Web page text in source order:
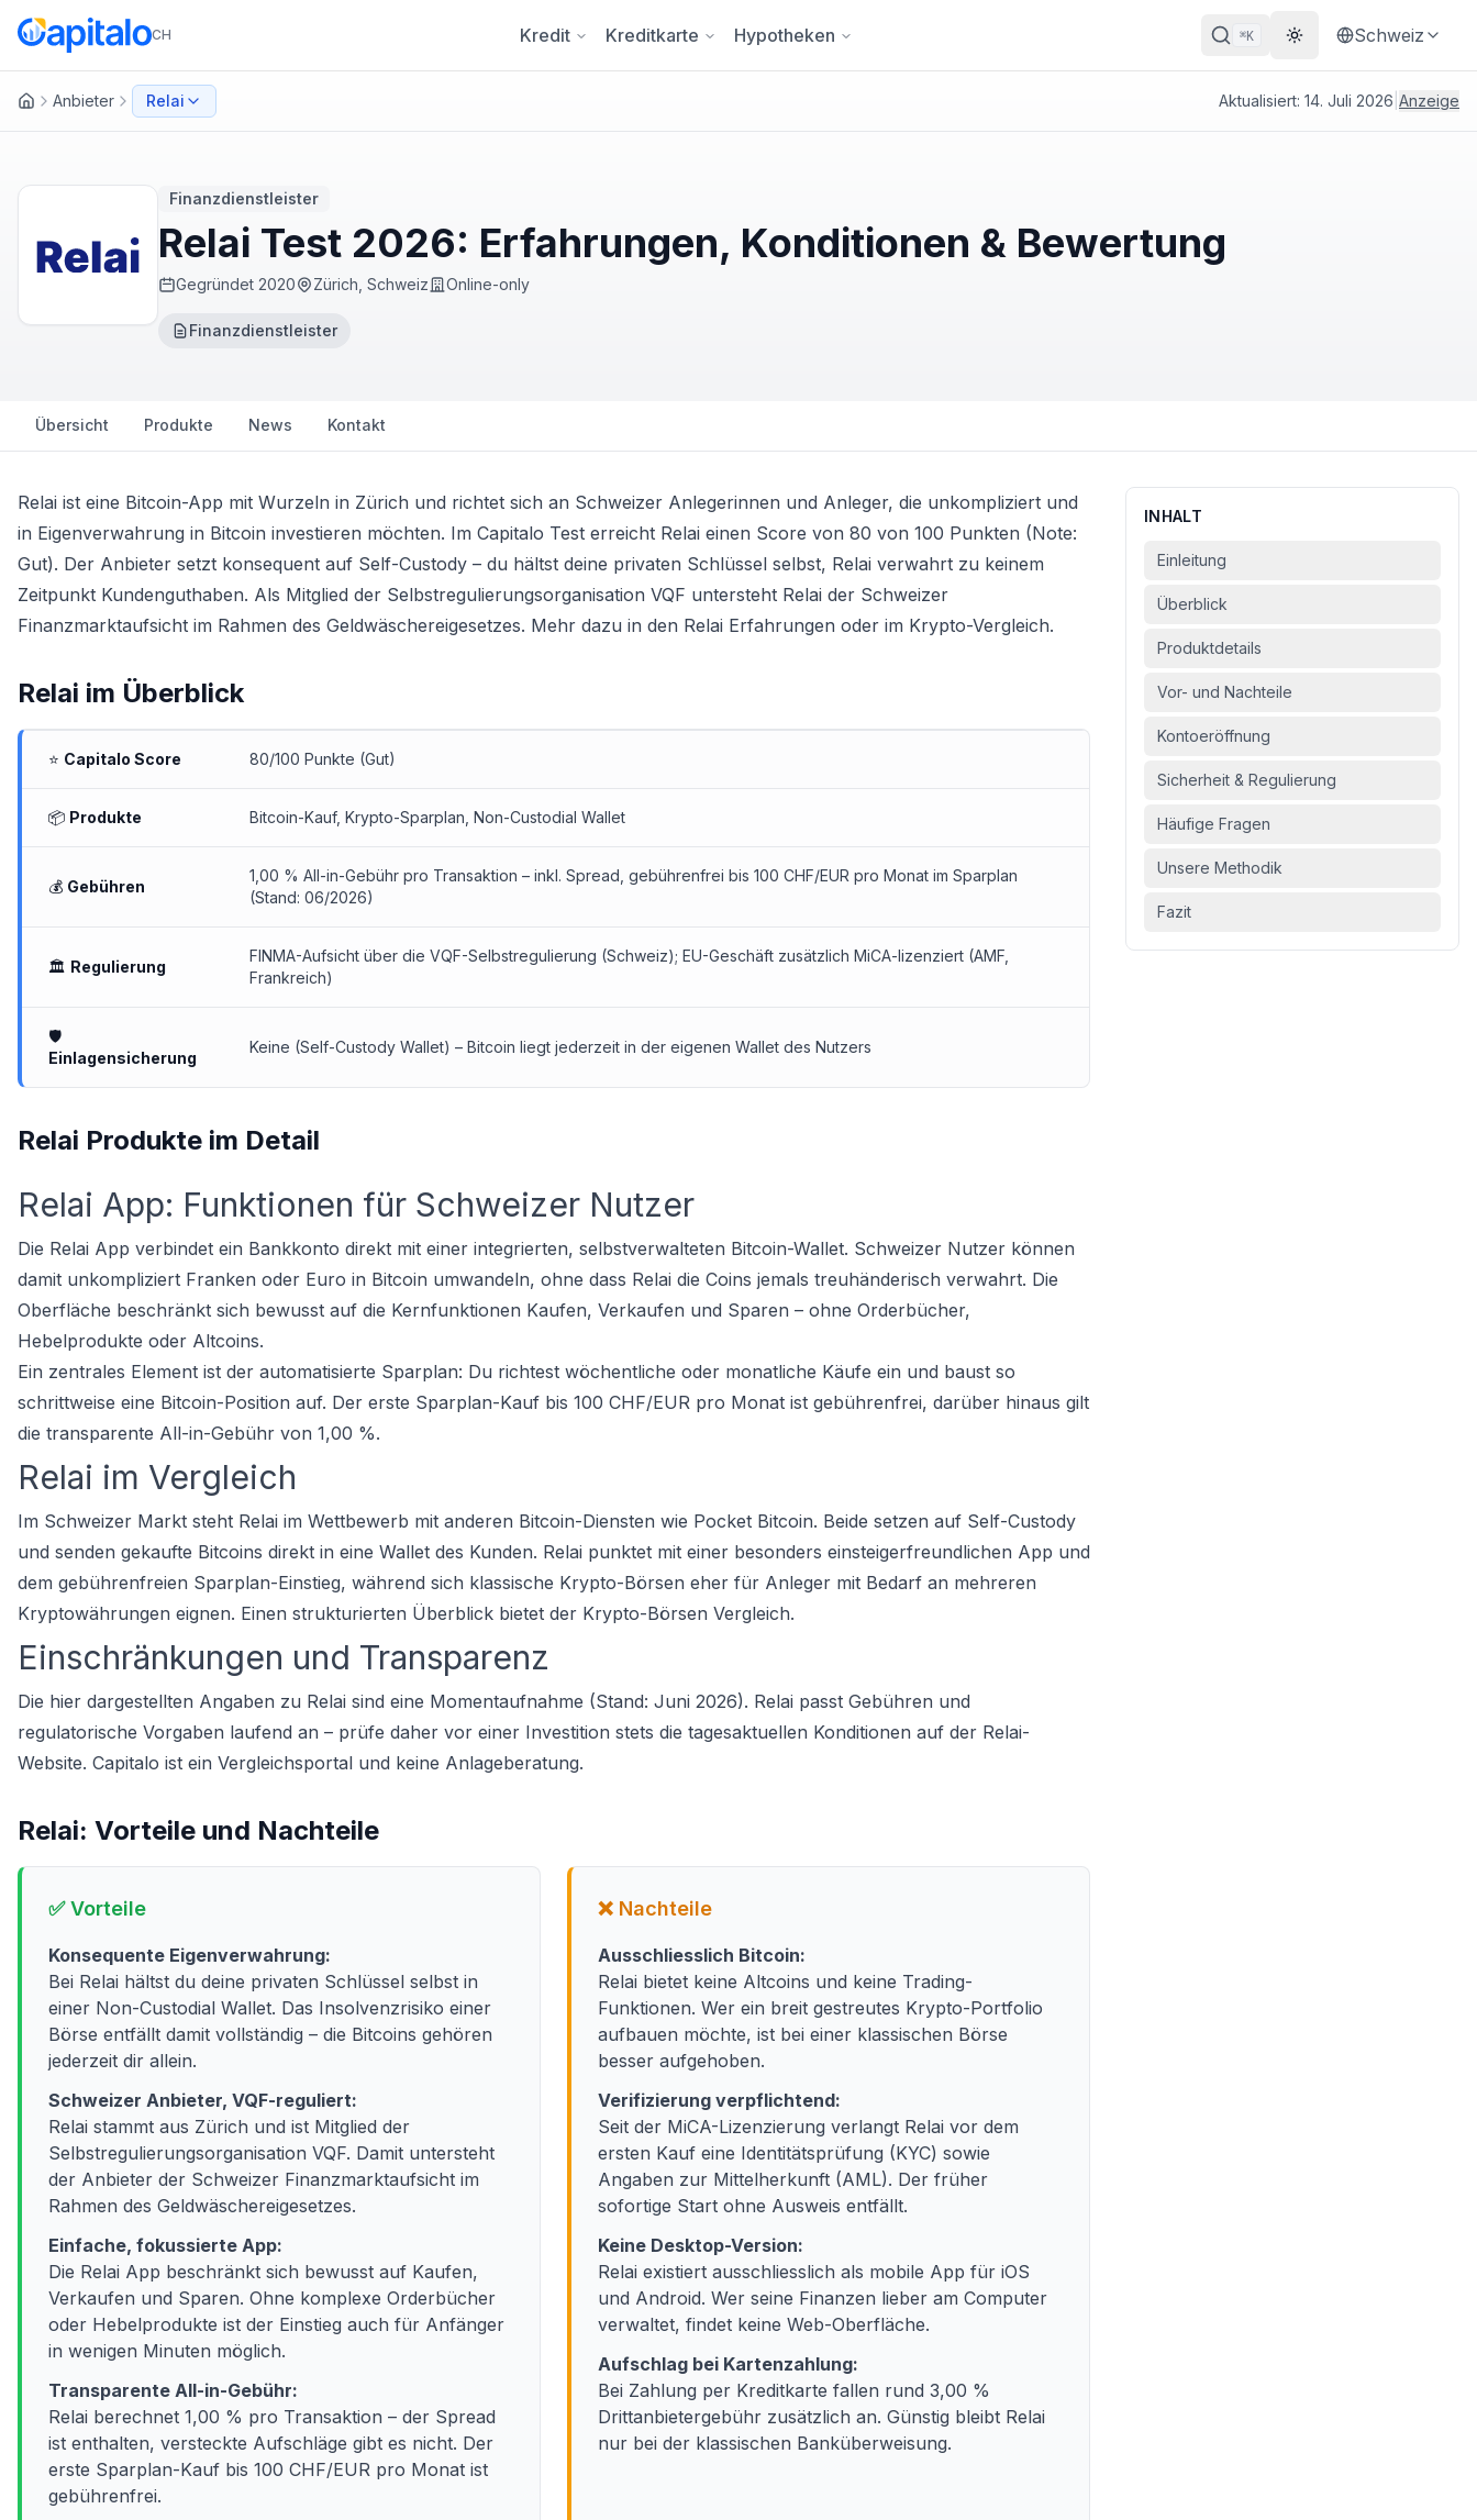
CH Kredit Kreditkarte Hypotheken ⌘K Theme wechseln
Schweiz
Anbieter Relai Aktualisiert: 14. Juli 2026 Anzeige
Finanzdienstleister
Relai Test 2026: Erfahrungen, Konditionen & Bewertung
Gegründet 2020 Zürich, Schweiz Online-only
Finanzdienstleister
Übersicht Produkte News Kontakt
Relai ist eine Bitcoin-App mit Wurzeln in Zürich und richtet sich an Schweizer Anlegerinnen und Anleger, die unkompliziert und
in Eigenverwahrung in Bitcoin investieren möchten. Im Capitalo Test erreicht Relai einen Score von 80 von 100 Punkten (Note:
Gut). Der Anbieter setzt konsequent auf Self-Custody – du hältst deine privaten Schlüssel selbst, Relai verwahrt zu keinem
Zeitpunkt Kundenguthaben. Als Mitglied der Selbstregulierungsorganisation VQF untersteht Relai der Schweizer
Finanzmarktaufsicht im Rahmen des Geldwäschereigesetzes. Mehr dazu in den Relai Erfahrungen oder im Krypto-Vergleich.
Relai im Überblick
⭐ Capitalo Score 80/100 Punkte (Gut)
📦 Produkte Bitcoin-Kauf, Krypto-Sparplan , Non-Custodial Wallet
💰 Gebühren
1,00 % All-in-Gebühr pro Transaktion – inkl. Spread, gebührenfrei bis 100 CHF/EUR pro Monat im Sparplan
(Stand: 06/2026)
🏛️ Regulierung
FINMA-Aufsicht über die VQF-Selbstregulierung (Schweiz); EU-Geschäft zusätzlich MiCA-lizenziert (AMF,
Frankreich)
🛡️
Einlagensicherung
Keine (Self-Custody Wallet) – Bitcoin liegt jederzeit in der eigenen Wallet des Nutzers
Relai Produkte im Detail
Relai App: Funktionen für Schweizer Nutzer
Die Relai App verbindet ein Bankkonto direkt mit einer integrierten, selbstverwalteten Bitcoin-Wallet. Schweizer Nutzer können
damit unkompliziert Franken oder Euro in Bitcoin umwandeln, ohne dass Relai die Coins jemals treuhänderisch verwahrt. Die
Oberfläche beschränkt sich bewusst auf die Kernfunktionen Kaufen, Verkaufen und Sparen – ohne Orderbücher,
Hebelprodukte oder Altcoins.
Ein zentrales Element ist der automatisierte Sparplan: Du richtest wöchentliche oder monatliche Käufe ein und baust so
schrittweise eine Bitcoin-Position auf. Der erste Sparplan-Kauf bis 100 CHF/EUR pro Monat ist gebührenfrei, darüber hinaus gilt
die transparente All-in-Gebühr von 1,00 %.
Relai im Vergleich
Im Schweizer Markt steht Relai im Wettbewerb mit anderen Bitcoin-Diensten wie Pocket Bitcoin. Beide setzen auf Self-Custody
und senden gekaufte Bitcoins direkt in eine Wallet des Kunden. Relai punktet mit einer besonders einsteigerfreundlichen App und
dem gebührenfreien Sparplan-Einstieg, während sich klassische Krypto-Börsen eher für Anleger mit Bedarf an mehreren
Kryptowährungen eignen. Einen strukturierten Überblick bietet der Krypto-Börsen Vergleich.
Einschränkungen und Transparenz
Die hier dargestellten Angaben zu Relai sind eine Momentaufnahme (Stand: Juni 2026). Relai passt Gebühren und
regulatorische Vorgaben laufend an – prüfe daher vor einer Investition stets die tagesaktuellen Konditionen auf der Relai-
Website. Capitalo ist ein Vergleichsportal und keine Anlageberatung.
Relai: Vorteile und Nachteile
✅ Vorteile
Konsequente Eigenverwahrung:
Bei Relai hältst du deine privaten Schlüssel selbst in
einer Non-Custodial Wallet. Das Insolvenzrisiko einer
Börse entfällt damit vollständig – die Bitcoins gehören
jederzeit dir allein.
Schweizer Anbieter, VQF-reguliert:
Relai stammt aus Zürich und ist Mitglied der
Selbstregulierungsorganisation VQF. Damit untersteht
der Anbieter der Schweizer Finanzmarktaufsicht im
Rahmen des Geldwäschereigesetzes.
Einfache, fokussierte App:
Die Relai App beschränkt sich bewusst auf Kaufen,
Verkaufen und Sparen. Ohne komplexe Orderbücher
oder Hebelprodukte ist der Einstieg auch für Anfänger
in wenigen Minuten möglich.
Transparente All-in-Gebühr:
Relai berechnet 1,00 % pro Transaktion – der Spread
ist enthalten, versteckte Aufschläge gibt es nicht. Der
erste Sparplan-Kauf bis 100 CHF/EUR pro Monat ist
gebührenfrei.
❌ Nachteile
Ausschliesslich Bitcoin:
Relai bietet keine Altcoins und keine Trading-
Funktionen. Wer ein breit gestreutes Krypto-Portfolio
aufbauen möchte, ist bei einer klassischen Börse
besser aufgehoben.
Verifizierung verpflichtend:
Seit der MiCA-Lizenzierung verlangt Relai vor dem
ersten Kauf eine Identitätsprüfung (KYC) sowie
Angaben zur Mittelherkunft (AML). Der früher
sofortige Start ohne Ausweis entfällt.
Keine Desktop-Version:
Relai existiert ausschliesslich als mobile App für iOS
und Android. Wer seine Finanzen lieber am Computer
verwaltet, findet keine Web-Oberfläche.
Aufschlag bei Kartenzahlung:
Bei Zahlung per Kreditkarte fallen rund 3,00 %
Drittanbietergebühr zusätzlich an. Günstig bleibt Relai
nur bei der klassischen Banküberweisung.
INHALT
Einleitung
Überblick
Produktdetails
Vor- und Nachteile
Kontoeröffnung
Sicherheit & Regulierung
Häufige Fragen
Unsere Methodik
Fazit